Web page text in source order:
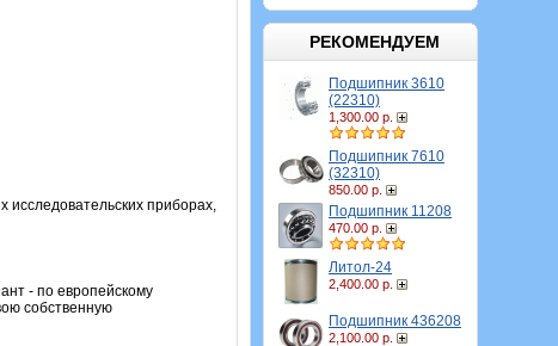
РЕКОМЕНДУЕМ
Подшипник 3610
(22310)
1,300.00 р.
Подшипник 7610
(32310)
850.00 р.
Подшипник 11208
470.00 р.
Литол-24
2,400.00 р.
Подшипник 436208
2,100.00 р.
приборах,
- по европейскому
собственную